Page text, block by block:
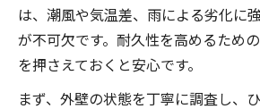
は、潮風や気温差、雨による劣化に
が不可欠です。耐久性を高めるため
を押さえておくと安心です。
まず、外壁の状態を丁寧に調査し、